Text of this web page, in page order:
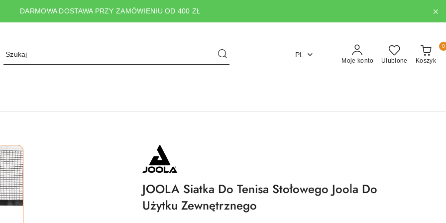
DARMOWA DOSTAWA PRZY ZAMÓWIENIU OD 400 ZŁ
PL
Moje konto Ulubione Koszyk
0
NAZWA
PRODUCENTA:
JOOLA
JOOLA Siatka Do Tenisa Stołowego Joola Do
Użytku Zewnętrznego